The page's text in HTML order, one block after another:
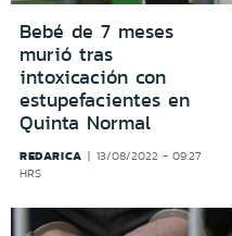
Bebé de 7 meses
murió tras
intoxicación con
estupefacientes en
Quinta Normal
REDARICA
13/08/2022 - 09:27
HRS